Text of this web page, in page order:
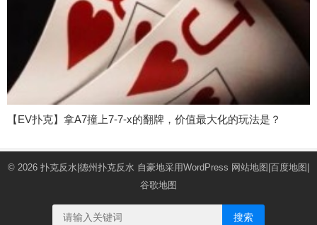
【EV扑克】拿A7撞上7-7-x的翻牌，价值最大化的玩法是？
© 2026 扑克反水|德州扑克反水 自豪地采用WordPress 网站地图 百度地图
谷歌地图
搜索